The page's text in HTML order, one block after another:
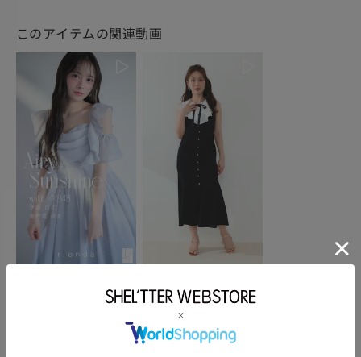
このアイテムの関連動画
powered by
このアイテムを使ったスタッフコーディネート